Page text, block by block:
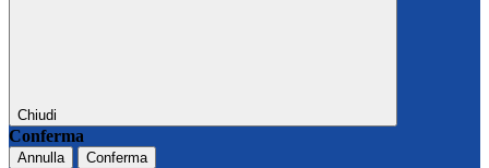
Chiudi
Conferma
Annulla Conferma